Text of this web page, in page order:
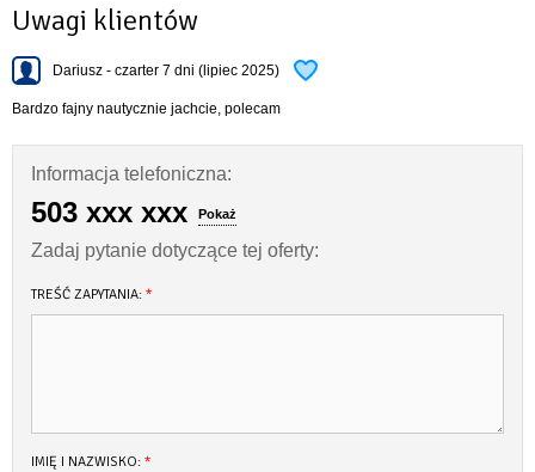
Uwagi klientów
Dariusz - czarter 7 dni (lipiec 2025)
Bardzo fajny nautycznie jachcie, polecam
Informacja telefoniczna:
503 xxx xxx Pokaż
Zadaj pytanie dotyczące tej oferty:
TREŚĆ ZAPYTANIA: *
IMIĘ I NAZWISKO: *